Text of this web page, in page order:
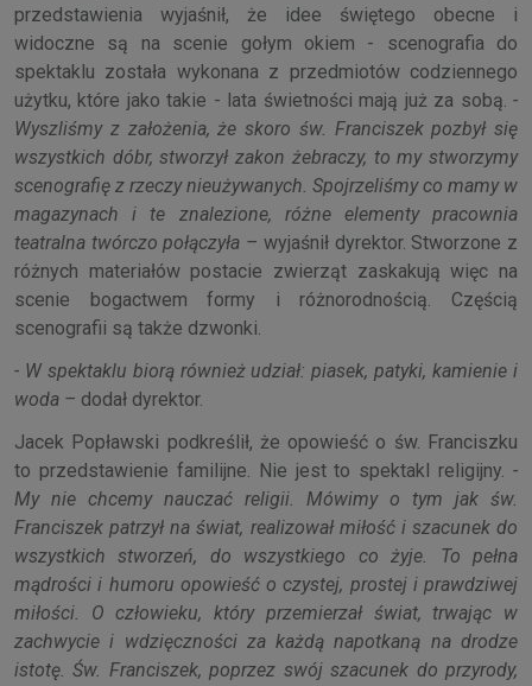
przedstawienia wyjaśnił, że idee świętego obecne i
widoczne są na scenie gołym okiem - scenografia do
spektaklu została wykonana z przedmiotów codziennego
użytku, które jako takie - lata świetności mają już za sobą. -
Wyszliśmy z założenia, że skoro św. Franciszek pozbył się
wszystkich dóbr, stworzył zakon żebraczy, to my stworzymy
scenografię z rzeczy nieużywanych. Spojrzeliśmy co mamy w
magazynach i te znalezione, różne elementy pracownia
teatralna twórczo połączyła – wyjaśnił dyrektor. Stworzone z
różnych materiałów postacie zwierząt zaskakują więc na
scenie bogactwem formy i różnorodnością. Częścią
scenografii są także dzwonki.
- W spektaklu biorą również udział: piasek, patyki, kamienie i
woda – dodał dyrektor.
Jacek Popławski podkreślił, że opowieść o św. Franciszku
to przedstawienie familijne. Nie jest to spektakl religijny. -
My nie chcemy nauczać religii. Mówimy o tym jak św.
Franciszek patrzył na świat, realizował miłość i szacunek do
wszystkich stworzeń, do wszystkiego co żyje. To pełna
mądrości i humoru opowieść o czystej, prostej i prawdziwej
miłości. O człowieku, który przemierzał świat, trwając w
zachwycie i wdzięczności za każdą napotkaną na drodze
istotę. Św. Franciszek, poprzez swój szacunek do przyrody,